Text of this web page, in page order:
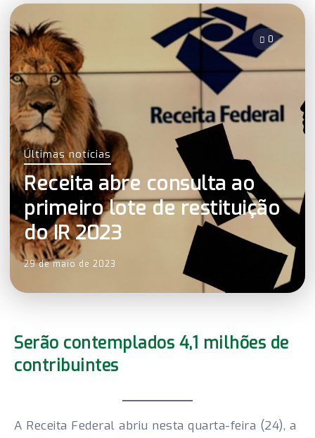
Últimas notícias
Receita abre consulta ao
primeiro lote de restituição
do IR 2023
29 de maio de 2023
0
Serão contemplados 4,1 milhões de
contribuintes
A Receita Federal abriu nesta quarta-feira (24), a